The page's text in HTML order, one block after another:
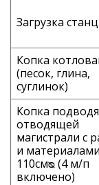
Загрузка
Копка
(песок, глина,
суглинок)
Копка
отводящей
магистрали с
и
110смᴓ (4 м/п
включено)